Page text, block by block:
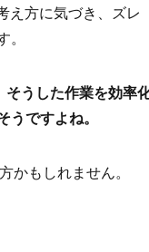
え方に気づき、ズレ
うした作業を効率
ですよね。
もしれません。